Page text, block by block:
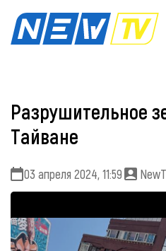
Разрушительное
Тайване
03 апреля 2024, 11:59